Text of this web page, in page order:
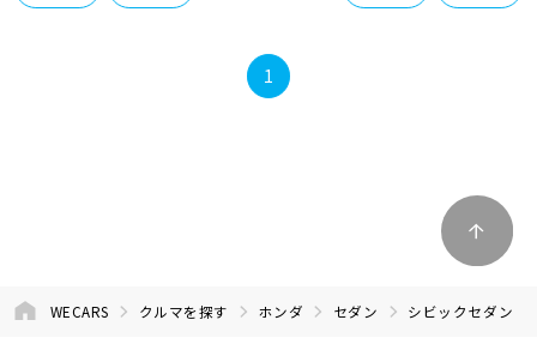
1
WECARS クルマを探す ホンダ セダン シビックセダン